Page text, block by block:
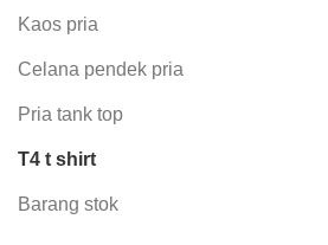
Kaos pria
Celana pendek pria
Pria tank top
T4 t shirt
Barang stok